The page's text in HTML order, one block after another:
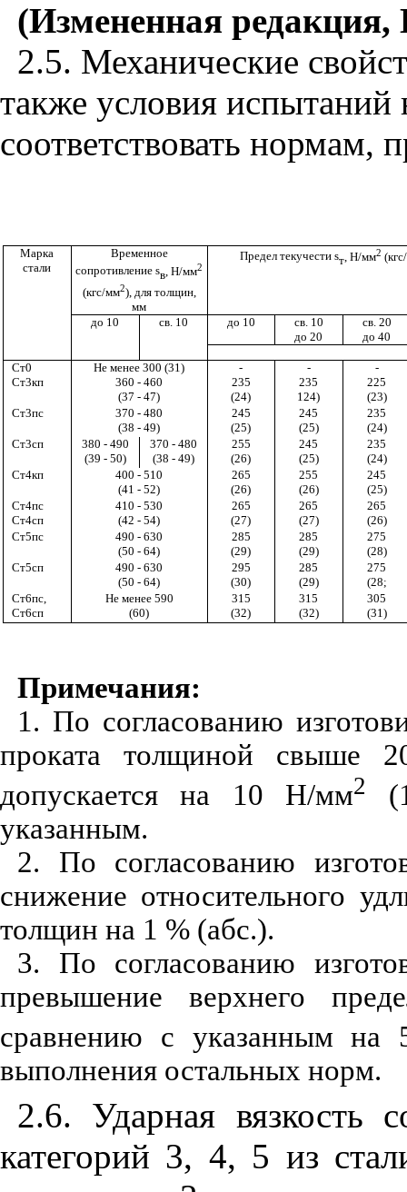
(Измененная
2.5. Механические
также условия
соответствовать нормам,
Марка
стали
Временное
сопротивлениеsв , Н/мм2
(кгс/мм2), для толщин,
мм
Предел текучести sт, Н/мм2
до 10 св. 10 до 10
св. 10
до 20
св. 20
до 40
Ст0 Не менее 300 (31) - -
-
Ст3кп
360 - 460 235 235
225
(37 - 47)
(24) 124)
(23)
Ст3пс 370 - 480 245 245
235
(38 - 49)
(25) (25)
(24)
Ст3сп 380 - 490 370 - 480 255 245
235
(39 - 50)
(38 - 49) (26) (25)
(24)
Ст4кп 400 - 510 265 255
245
(41 - 52)
(26) (26)
(25)
Ст4пс 410 - 530 265 265
265
Ст4сп
(42 - 54) (27) (27)
(26)
Ст5пс
490 - 630 285 285
275
(50 - 64)
(29) (29)
(28)
Ст5сп 490 - 630 295 285
275
(50 - 64)
(30) (29)
(28;
Ст6пс,
Не менее 590 315 315
305
Ст6сп
(60) (32) (32) (31)
Примечания:
1. По согласованию
проката толщиной свыше
допускается на 10 Н/мм2
указанным.
2. По согласованию
снижение относительного
толщин на 1 % (абс.).
3. По согласованию
превышение верхнего
сравнению с указанным
выполнения остальных норм.
2.6. Ударная вязкость
категорий 3, 4, 5 из